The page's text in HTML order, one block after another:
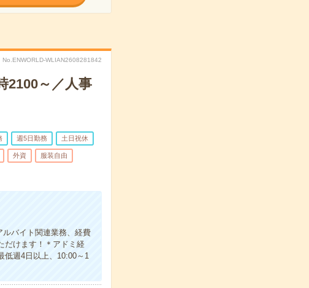
No.ENWORLD-WLIAN2608281842
2100～／人事
週5日勤務 土日祝休
外資 服装自由
バイト関連業務、経費
だけます！＊アドミ経
低週4日以上、10:00～1